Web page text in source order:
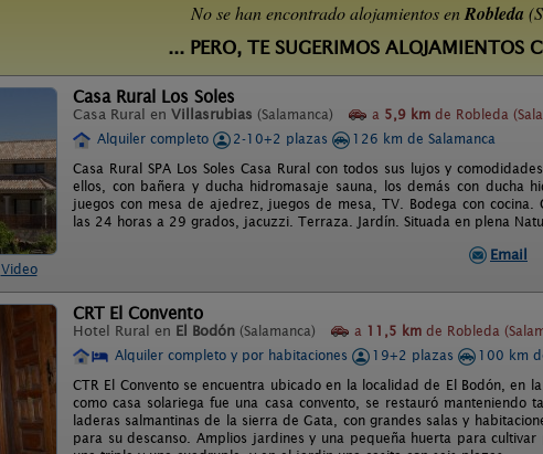
No se han encontrado alojamientos enRobleda
... PERO, TE SUGERIMOS ALOJAMIENTOS
Video
Casa Rural Los Soles
Casa Rural en Villasrubias (Salamanca) a 5,9 km de Robleda
Alquiler completo
2-10+2 plazas
126 km de Salamanca
Casa Rural SPA Los Soles Casa Rural con todos sus lujos y
ellos, con bañera y ducha hidromasaje sauna, los demás con ducha
juegos con mesa de ajedrez, juegos de mesa, TV. Bodega con
las 24 horas a 29 grados, jacuzzi. Terraza. Jardín. Situada en plena
Email
CRT El Convento
Hotel Rural en El Bodón (Salamanca) a 11,5 km de Robleda
Alquiler completo y por habitaciones
19+2 plazas
100 km
CTR El Convento se encuentra ubicado en la localidad de El Bodón, en
como casa solariega fue una casa convento, se restauró manteniendo
laderas salmantinas de la sierra de Gata, con grandes salas y
para su descanso. Amplios jardines y una pequeña huerta para